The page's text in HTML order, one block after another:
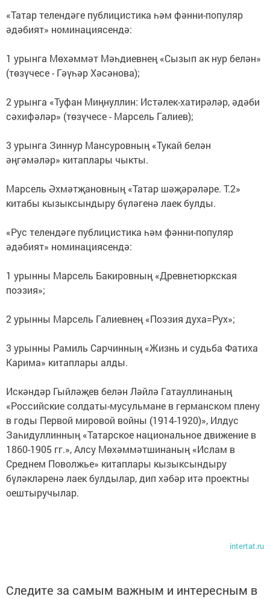
«Татар телендәге публицистика һәм фәнни-популяр
әдәбият» номинациясендә:
1 урынга Мөхәммәт Мәһдиевнең «Сызып ак нур белән»
(төзүчесе - Гәүһәр Хәсәнова);
2 урынга «Туфан Миңнуллин: Истәлек-хатирәләр, әдәби
сәхифәләр» (төзүчесе - Марсель Галиев);
3 урынга Зиннур Мансуровның «Тукай белән
әңгәмәләр» китаплары чыкты.
Марсель Әхмәтҗановның «Татар шәҗәрәләре. Т.2»
китабы кызыксындыру бүләгенә лаек булды.
«Рус телендәге публицистика һәм фәнни-популяр
әдәбият» номинациясендә:
1 урынны Марсель Бакировның «Древнетюркская
поэзия»;
2 урынны Марсель Галиевнең «Поэзия духа=Рух»;
3 урынны Рамиль Сарчинның «Жизнь и судьба Фатиха
Карима» китаплары алды.
Искәндәр Гыйләҗев белән Ләйлә Гатауллинаның
«Российские солдаты-мусульмане в германском плену
в годы Первой мировой войны (1914-1920)», Илдус
Заһидуллинның «Татарское национальное движение в
1860-1905 гг.», Алсу Мөхәммәтшинаның «Ислам в
Среднем Поволжье» китаплары кызыксындыру
бүләкләренә лаек булдылар, дип хәбәр итә проектны
оештыручылар.
intertat.ru
Следите за самым важным и интересным в